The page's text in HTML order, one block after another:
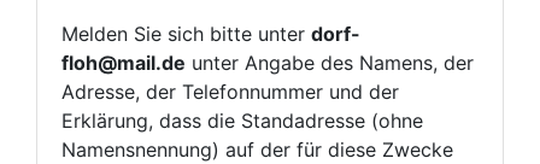
Melden Sie sich bitte unter dorf-
floh@mail.de unter Angabe des Namens, der
Adresse, der Telefonnummer und der
Erklärung, dass die Standadresse (ohne
Namensnennung) auf der für diese Zwecke